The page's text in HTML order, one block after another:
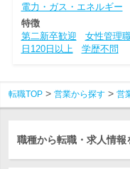
電力・ガス・エネルギー
特徴
第二新卒歓迎
女性管理
日120日以上
学歴不問
転職TOP 営業から探す 営
職種から転職・求人情報